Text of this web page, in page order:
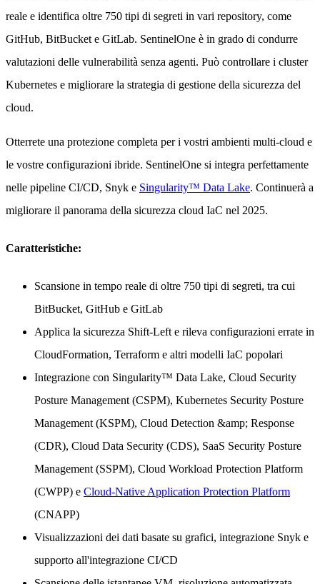
reale e identifica oltre 750 tipi di segreti in vari repository, come
GitHub, BitBucket e GitLab. SentinelOne è in grado di condurre
valutazioni delle vulnerabilità senza agenti. Può controllare i cluster
Kubernetes e migliorare la strategia di gestione della sicurezza del
cloud.
Otterrete una protezione completa per i vostri ambienti multi-cloud e
le vostre configurazioni ibride. SentinelOne si integra perfettamente
nelle pipeline CI/CD, Snyk e Singularity™ Data Lake. Continuerà a
migliorare il panorama della sicurezza cloud IaC nel 2025.
Caratteristiche:
Scansione in tempo reale di oltre 750 tipi di segreti, tra cui
BitBucket, GitHub e GitLab
Applica la sicurezza Shift-Left e rileva configurazioni errate in
CloudFormation, Terraform e altri modelli IaC popolari
Integrazione con Singularity™ Data Lake, Cloud Security
Posture Management (CSPM), Kubernetes Security Posture
Management (KSPM), Cloud Detection &amp; Response
(CDR), Cloud Data Security (CDS), SaaS Security Posture
Management (SSPM), Cloud Workload Protection Platform
(CWPP) e Cloud-Native Application Protection Platform
(CNAPP)
Visualizzazioni dei dati basate su grafici, integrazione Snyk e
supporto all'integrazione CI/CD